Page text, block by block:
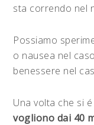
sta correndo nel
Possiamo
o nausea nel
benessere nel
Una volta che si
vogliono dai 40